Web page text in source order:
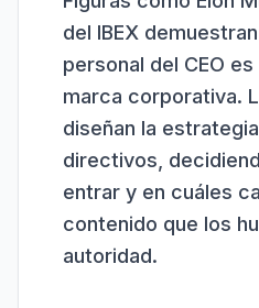
del IBEX
personal del CEO
marca corporativa.
diseñan la
directivos,
entrar y en cuáles
contenido que los
autoridad.